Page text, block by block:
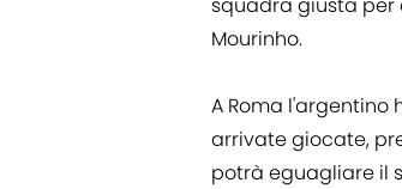
squadra giusta per
Mourinho.
A Roma l'argentino
arrivate giocate,
potrà eguagliare il